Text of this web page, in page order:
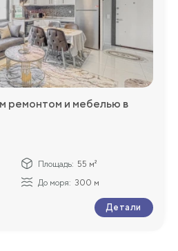
ремонтом и мебелью в
Площадь: 55 м²
До моря: 300 м
Детали